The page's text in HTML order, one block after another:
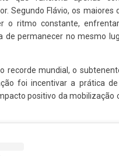
Segundo Flávio, os maiores
o ritmo constante,
de permanecer no mesmo
recorde mundial, o
foi incentivar a prática de
positivo da mobilização